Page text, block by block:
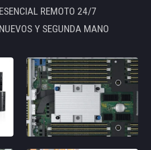
REMOTO 24/7
Y SEGUNDA MANO